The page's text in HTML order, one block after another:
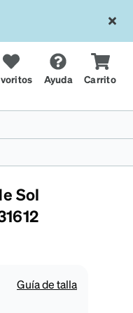
Ayuda Carrito
Sol
Guía de talla